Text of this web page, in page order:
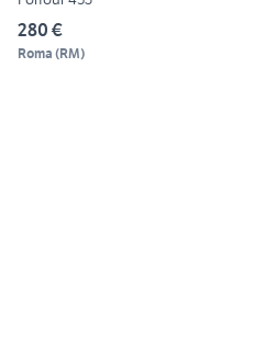
280 €
Roma (RM)